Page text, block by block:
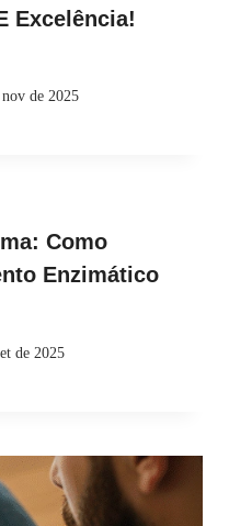
Excelência!
de 2025
Como
Enzimático
de 2025